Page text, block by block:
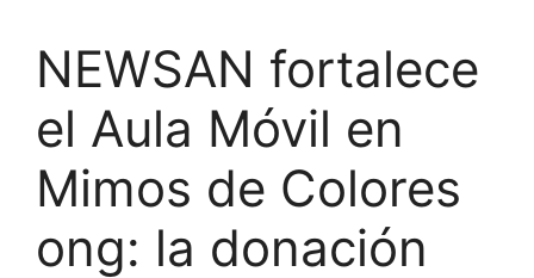
NEWSAN fortalece
el Aula Móvil en
Mimos de Colores
ong: la donación